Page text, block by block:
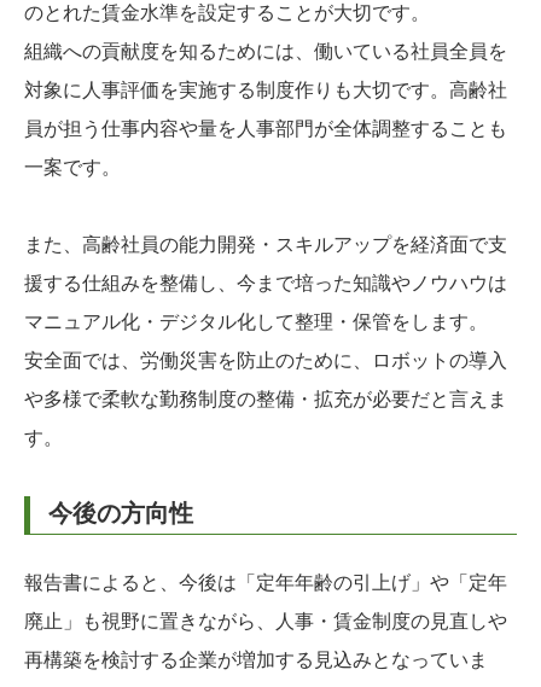
のとれた賃金水準を設定することが大切です。
組織への貢献度を知るためには、働いている社員全員を
対象に人事評価を実施する制度作りも大切です。高齢社
員が担う仕事内容や量を人事部門が全体調整することも
一案です。
また、高齢社員の能力開発・スキルアップを経済面で支
援する仕組みを整備し、今まで培った知識やノウハウは
マニュアル化・デジタル化して整理・保管をします。
安全面では、労働災害を防止のために、ロボットの導入
や多様で柔軟な勤務制度の整備・拡充が必要だと言えま
す。
今後の方向性
報告書によると、今後は「定年年齢の引上げ」や「定年
廃止」も視野に置きながら、人事・賃金制度の見直しや
再構築を検討する企業が増加する見込みとなっていま